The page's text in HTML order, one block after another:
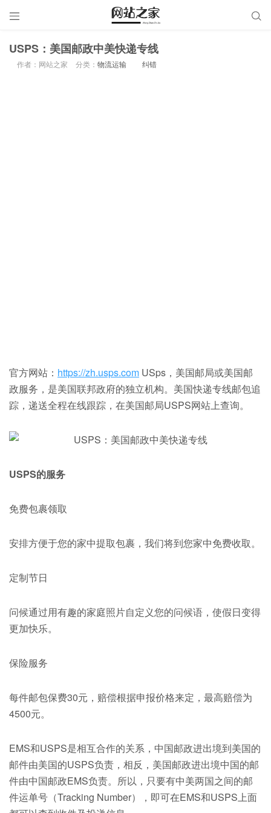
 
USPS：美国邮政中美快递专线
作者：网站之家 分类： 物流运输 纠错
官方网站： https://zh.usps.com USps，美国邮局或美国邮
政服务，是美国联邦政府的独立机构。美国快递专线邮包追
踪，递送全程在线跟踪，在美国邮局USPS网站上查询。
USPS的服务
免费包裹领取
安排方便于您的家中提取包裹，我们将到您家中免费收取。
定制节日
问候通过用有趣的家庭照片自定义您的问候语，使假日变得
更加快乐。
保险服务
每件邮包保费30元，赔偿根据申报价格来定，最高赔偿为
4500元。
EMS和USPS是相互合作的关系，中国邮政进出境到美国的
邮件由美国的USPS负责，相反，美国邮政进出境中国的邮
件由中国邮政EMS负责。所以，只要有中美两国之间的邮
件运单号（Tracking Number），即可在EMS和USPS上面